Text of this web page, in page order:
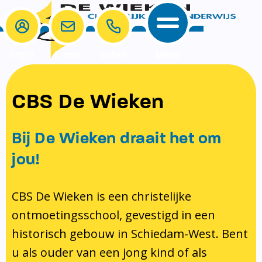
School
School
Onze visie rondom christelijke
identiteit
Pedagogisch klimaat en veiligheid
Bibliotheek
Ondersteuning
Ouders
MR & GMR
Aanmelden nieuwe leerling
Verlof aanvragen
Bibliotheek op school
Te weinig geld?
Contact
E-mail
CBS De Wieken
Bij De Wieken draait het om
jou!
CBS De Wieken is een christelijke
ontmoetingsschool, gevestigd in een
historisch gebouw in Schiedam-West. Bent
u als ouder van een jong kind of als